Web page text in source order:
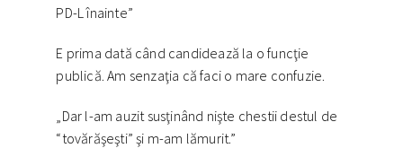
PD-L înainte”
E prima dată când candidează la o funcţie
publică. Am senzaţia că faci o mare confuzie.
„Dar l-am auzit susţinând nişte chestii destul de
“tovărăşeşti” şi m-am lămurit.”